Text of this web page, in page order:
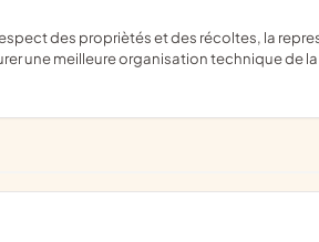
une meilleure organisation technique de